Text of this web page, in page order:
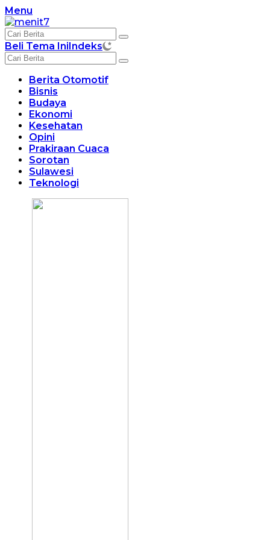
Langsung
ke
konten
Menu
Beli Tema IniIndeks
Berita Otomotif
Bisnis
Budaya
Ekonomi
Kesehatan
Opini
Prakiraan Cuaca
Sorotan
Sulawesi
Teknologi